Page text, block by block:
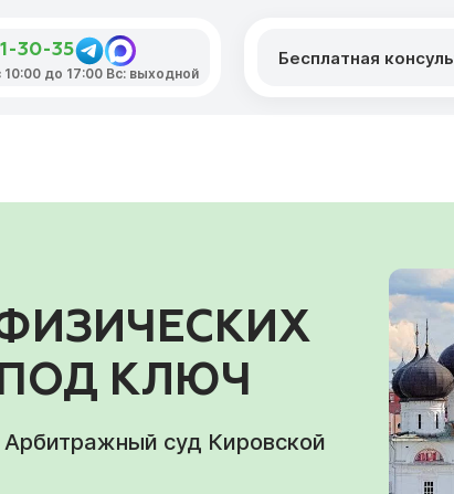
30-35
до 17:00 Вс: выходной
Бесплатная
КЛЮЧ
Арбитражный суд Кировской